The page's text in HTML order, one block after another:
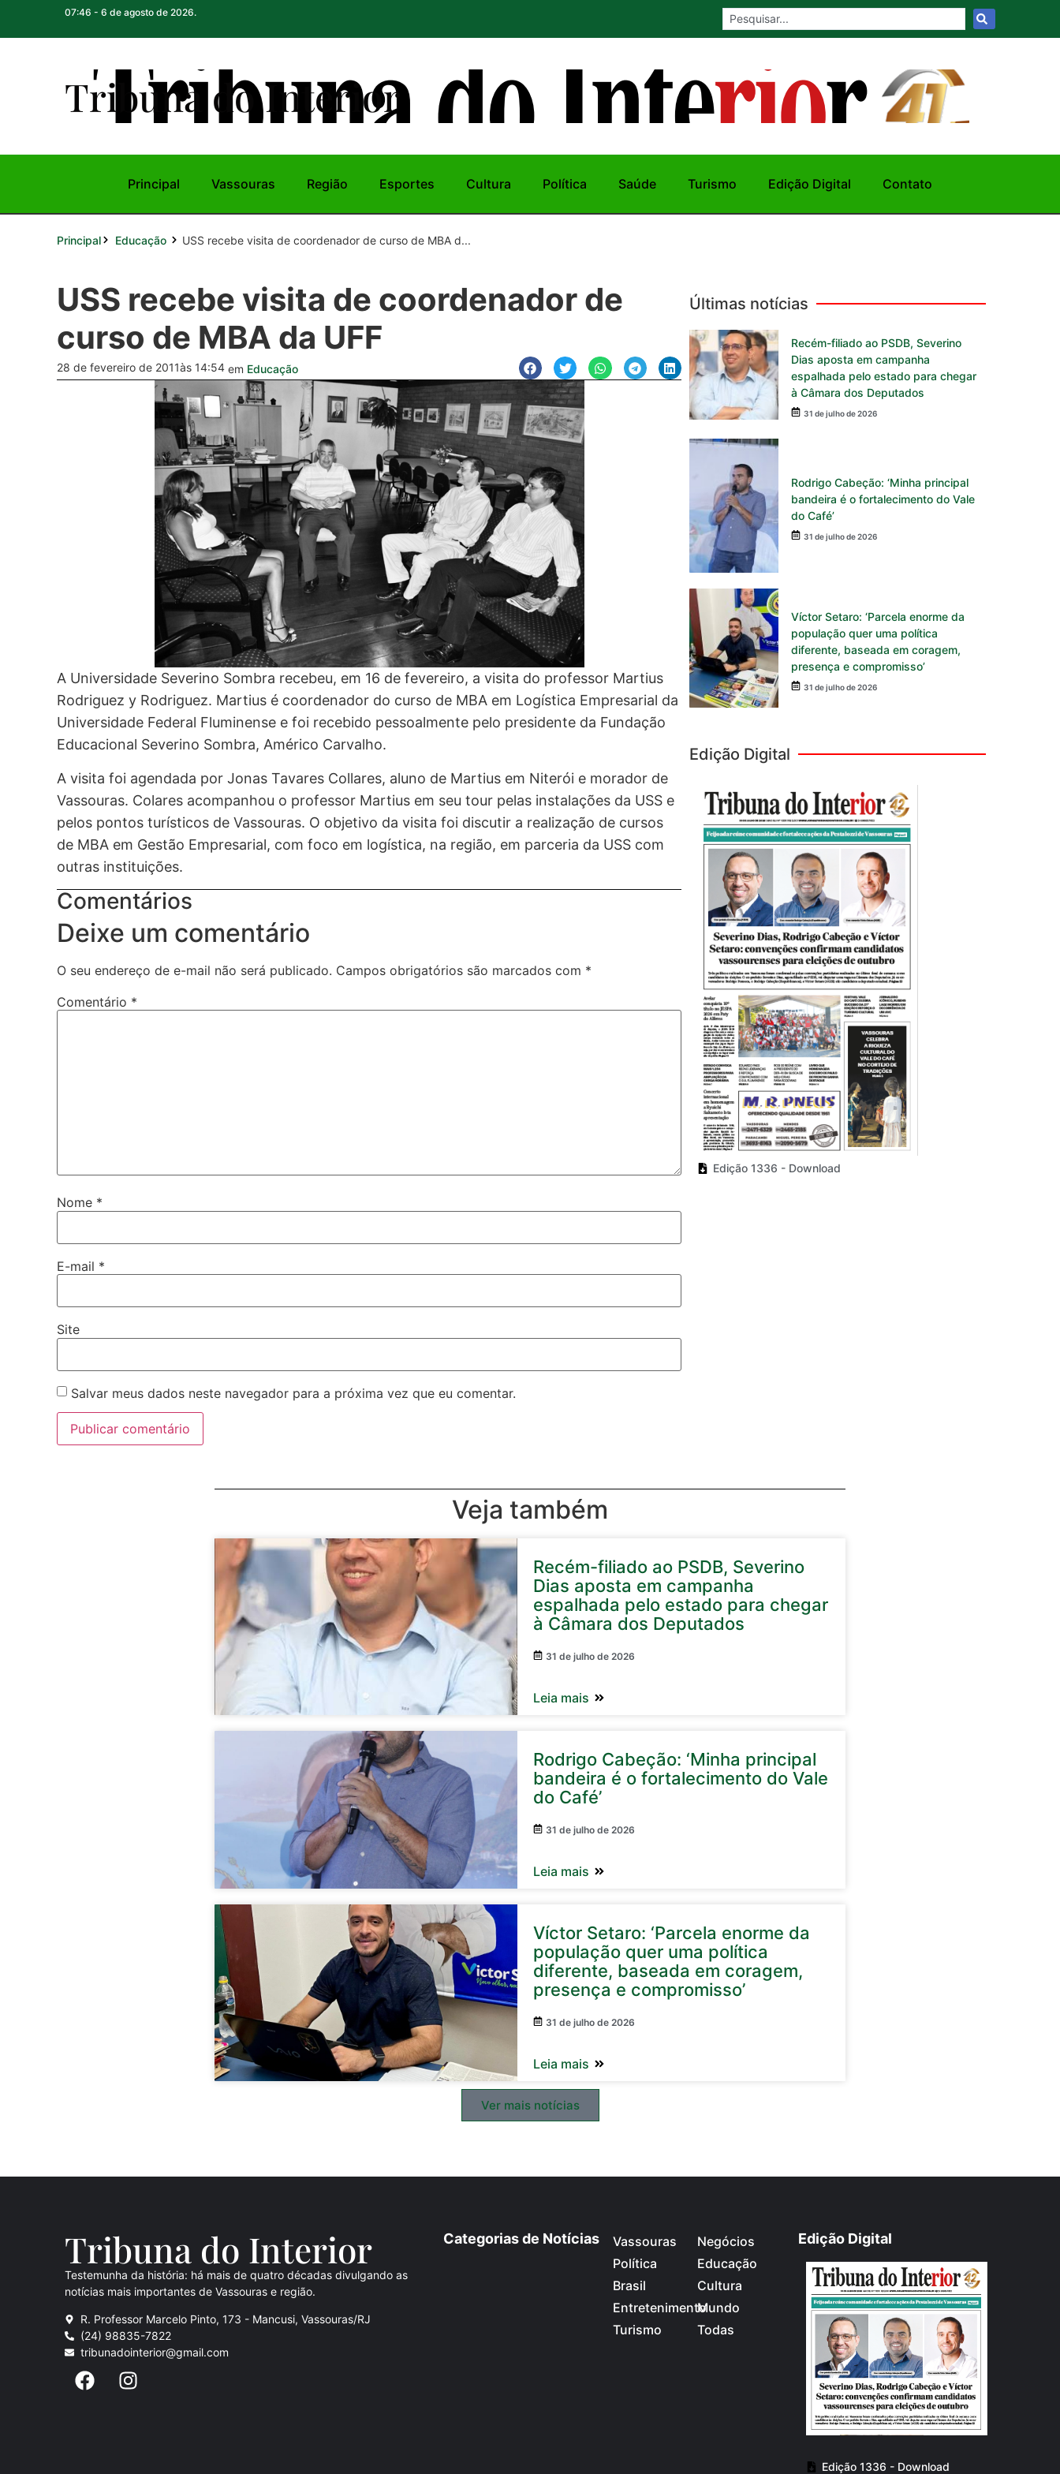
07:46 - 6 de agosto de 2026.
Tribuna do Interior
Principal Vassouras Região Esportes Cultura Política Saúde Turismo Edição Digital Contato
Principal Educação USS recebe visita de coordenador de curso de MBA d...
USS recebe visita de coordenador de
curso de MBA da UFF
28 de fevereiro de 2011às 14:54 em Educação
A Universidade Severino Sombra recebeu, em 16 de fevereiro, a visita do professor Martius
Rodriguez y Rodriguez. Martius é coordenador do curso de MBA em Logística Empresarial da
Universidade Federal Fluminense e foi recebido pessoalmente pelo presidente da Fundação
Educacional Severino Sombra, Américo Carvalho.
A visita foi agendada por Jonas Tavares Collares, aluno de Martius em Niterói e morador de
Vassouras. Colares acompanhou o professor Martius em seu tour pelas instalações da USS e
pelos pontos turísticos de Vassouras. O objetivo da visita foi discutir a realização de cursos
de MBA em Gestão Empresarial, com foco em logística, na região, em parceria da USS com
outras instituições.
Comentários
Deixe um comentário
O seu endereço de e-mail não será publicado. Campos obrigatórios são marcados com *
Comentário *
Nome *
E-mail *
Site
Salvar meus dados neste navegador para a próxima vez que eu comentar.
Últimas notícias
Recém-filiado ao PSDB, Severino
Dias aposta em campanha
espalhada pelo estado para chegar
à Câmara dos Deputados
31 de julho de 2026
Rodrigo Cabeção: ‘Minha principal
bandeira é o fortalecimento do Vale
do Café’
31 de julho de 2026
Víctor Setaro: ‘Parcela enorme da
população quer uma política
diferente, baseada em coragem,
presença e compromisso’
31 de julho de 2026
Edição Digital
Edição 1336 - Download
Veja também
Recém-filiado ao PSDB, Severino
Dias aposta em campanha
espalhada pelo estado para chegar
à Câmara dos Deputados
31 de julho de 2026
Leia mais
Rodrigo Cabeção: ‘Minha principal
bandeira é o fortalecimento do Vale
do Café’
31 de julho de 2026
Leia mais
Víctor Setaro: ‘Parcela enorme da
população quer uma política
diferente, baseada em coragem,
presença e compromisso’
31 de julho de 2026
Leia mais
Ver mais notícias
Tribuna do Interior
Testemunha da história: há mais de quatro décadas divulgando as
notícias mais importantes de Vassouras e região.
R. Professor Marcelo Pinto, 173 - Mancusi, Vassouras/RJ
(24) 98835-7822
tribunadointerior@gmail.com
Categorias de Notícias
Vassouras
Política
Brasil
Entretenimento
Turismo
Negócios
Educação
Cultura
Mundo
Todas
Edição Digital
Edição 1336 - Download